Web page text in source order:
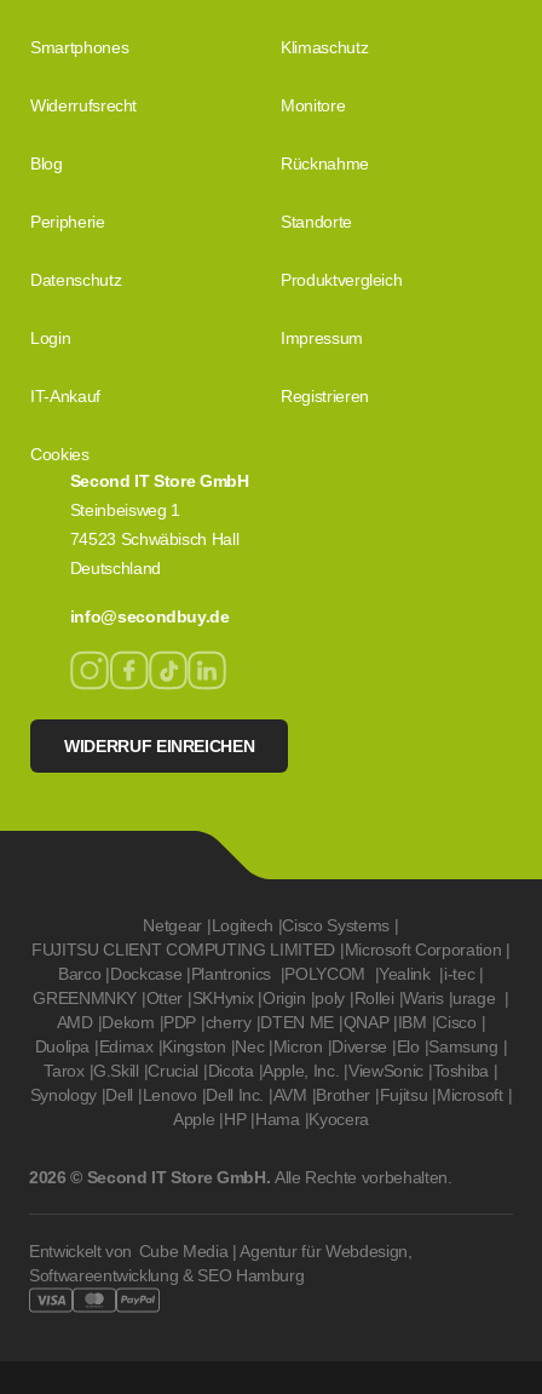
Second IT Store GmbH
Steinbeisweg 1
74523 Schwäbisch Hall
Deutschland
info@secondbuy.de
WIDERRUF EINREICHEN
Smartphones Klimaschutz
Widerrufsrecht Monitore
Blog Rücknahme
Peripherie Standorte
Datenschutz Produktvergleich
Login Impressum
IT-Ankauf Registrieren
Cookies
Netgear |Logitech |Cisco Systems |
FUJITSU CLIENT COMPUTING LIMITED |Microsoft Corporation |
Barco |Dockcase |Plantronics |POLYCOM |Yealink |i-tec |
GREENMNKY |Otter |SKHynix |Origin |poly |Rollei |Waris |urage |
AMD |Dekom |PDP |cherry |DTEN ME |QNAP |IBM |Cisco |
Duolipa |Edimax |Kingston |Nec |Micron |Diverse |Elo |Samsung |
Tarox |G.Skill |Crucial |Dicota |Apple, Inc. |ViewSonic |Toshiba |
Synology |Dell |Lenovo |Dell Inc. |AVM |Brother |Fujitsu |Microsoft |
Apple |HP |Hama |Kyocera
2026 © Second IT Store GmbH. Alle Rechte vorbehalten.
Entwickelt von Cube Media | Agentur für Webdesign,
Softwareentwicklung & SEO Hamburg